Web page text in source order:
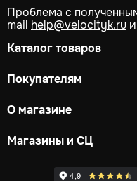
Проблема с
mail help@velocityk.ru
Каталог товаров
Покупателям
О магазине
Магазины и СЦ